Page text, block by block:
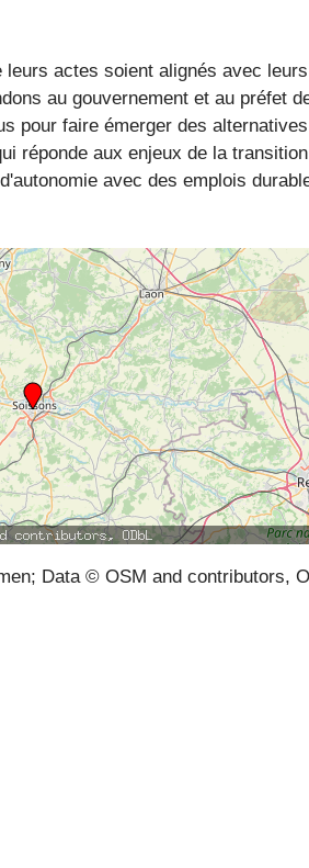
actes soient alignés avec
au gouvernement et au préfet
pour faire émerger des
réponde aux enjeux de la
avec des emplois
Data © OSM and contributors,